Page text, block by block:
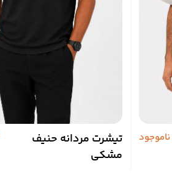
ناموجود
تیشرت مردانه حنیف
مشکی